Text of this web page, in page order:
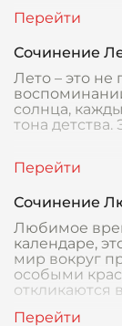
Сочинение
Лето – это не
солнца,
тона
Сочинение
Любимое
календаре,
мир вокруг
особыми
откликаются